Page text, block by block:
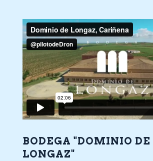
BODEGA "DOMINIO DE
LONGAZ"